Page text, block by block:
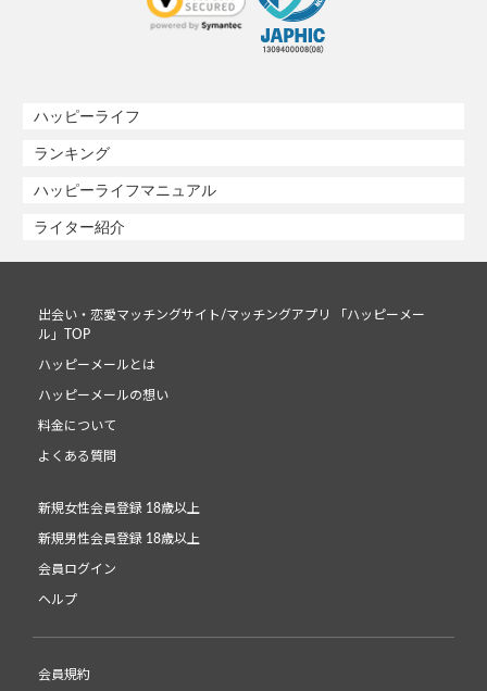
ハッピーライフ
ランキング
ハッピーライフマニュアル
ライター紹介
出会い・恋愛マッチングサイト/マッチングアプリ 「ハッピーメー
ル」TOP
ハッピーメールとは
ハッピーメールの想い
料金について
よくある質問
新規女性会員登録 18歳以上
新規男性会員登録 18歳以上
会員ログイン
ヘルプ
会員規約